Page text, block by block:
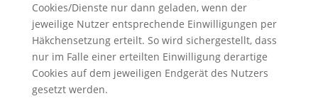
Cookies/Dienste nur dann geladen, wenn der
jeweilige Nutzer entsprechende Einwilligungen per
Häkchensetzung erteilt. So wird sichergestellt, dass
nur im Falle einer erteilten Einwilligung derartige
Cookies auf dem jeweiligen Endgerät des Nutzers
gesetzt werden.